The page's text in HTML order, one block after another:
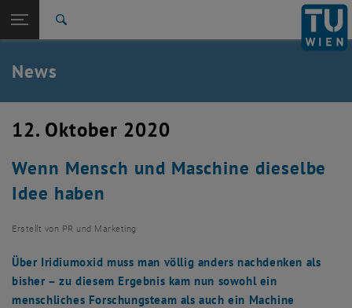
TU Login
Quicklinks
Quicklinks-Menü umschalten
Studium
Zurück: Subseiten von TU Wien auflisten
Zurück zur letzten Ebene:
TU Wien
Aktuelles
Ausgezeichnetes
Mitteilungsblätter
, öffnet eine externe URL in einem neuen Fenster
Mitteilungsblätter
News
12. Oktober 2020
Wenn Mensch und Maschine dieselbe
Idee haben
Erstellt von PR und Marketing
Über Iridiumoxid muss man völlig anders nachdenken als
bisher – zu diesem Ergebnis kam nun sowohl ein
menschliches Forschungsteam als auch ein Machine